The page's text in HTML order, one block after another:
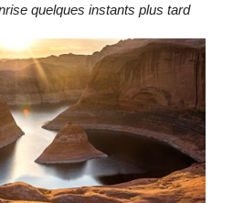
quelques instants plus tard